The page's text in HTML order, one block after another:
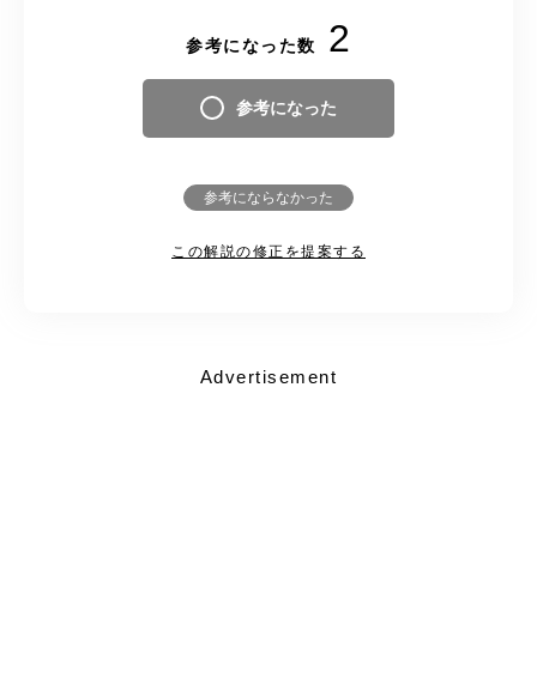
参考になった数 2
参考になった
参考にならなかった
この解説の修正を提案する
Advertisement